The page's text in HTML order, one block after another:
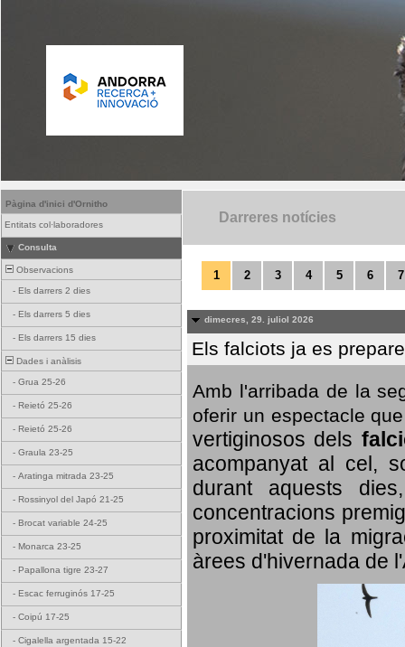
Pàgina d'inici d'Ornitho
Entitats col·laboradores
Consulta
Observacions
- Els darrers 2 dies
- Els darrers 5 dies
- Els darrers 15 dies
Dades i anàlisis
- Grua 25-26
- Reietó 25-26
- Reietó 25-26
- Graula 23-25
- Aratinga mitrada 23-25
- Rossinyol del Japó 21-25
- Brocat variable 24-25
- Monarca 23-25
- Papallona tigre 23-27
- Escac ferruginós 17-25
- Coipú 17-25
- Cigalella argentada 15-22
Darreres notícies
1 2 3 4 5 6 7
dimecres, 29. juliol 2026
Els falciots ja es
Amb l'arribada de la
oferir un espectacle
vertiginosos dels
acompanyat al cel,
durant aquests
concentracions
proximitat de la
àrees d'hivernada de